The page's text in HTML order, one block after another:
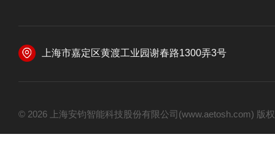
上海市嘉定区黄渡工业园谢春路1300弄3号
© 2026 上海安钧智能科技股份有限公司(www.aetosh.com)